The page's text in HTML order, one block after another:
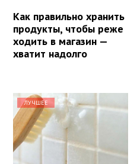
Как правильно хранить
продукты, чтобы реже
ходить в магазин —
хватит надолго
ЛУЧШЕЕ